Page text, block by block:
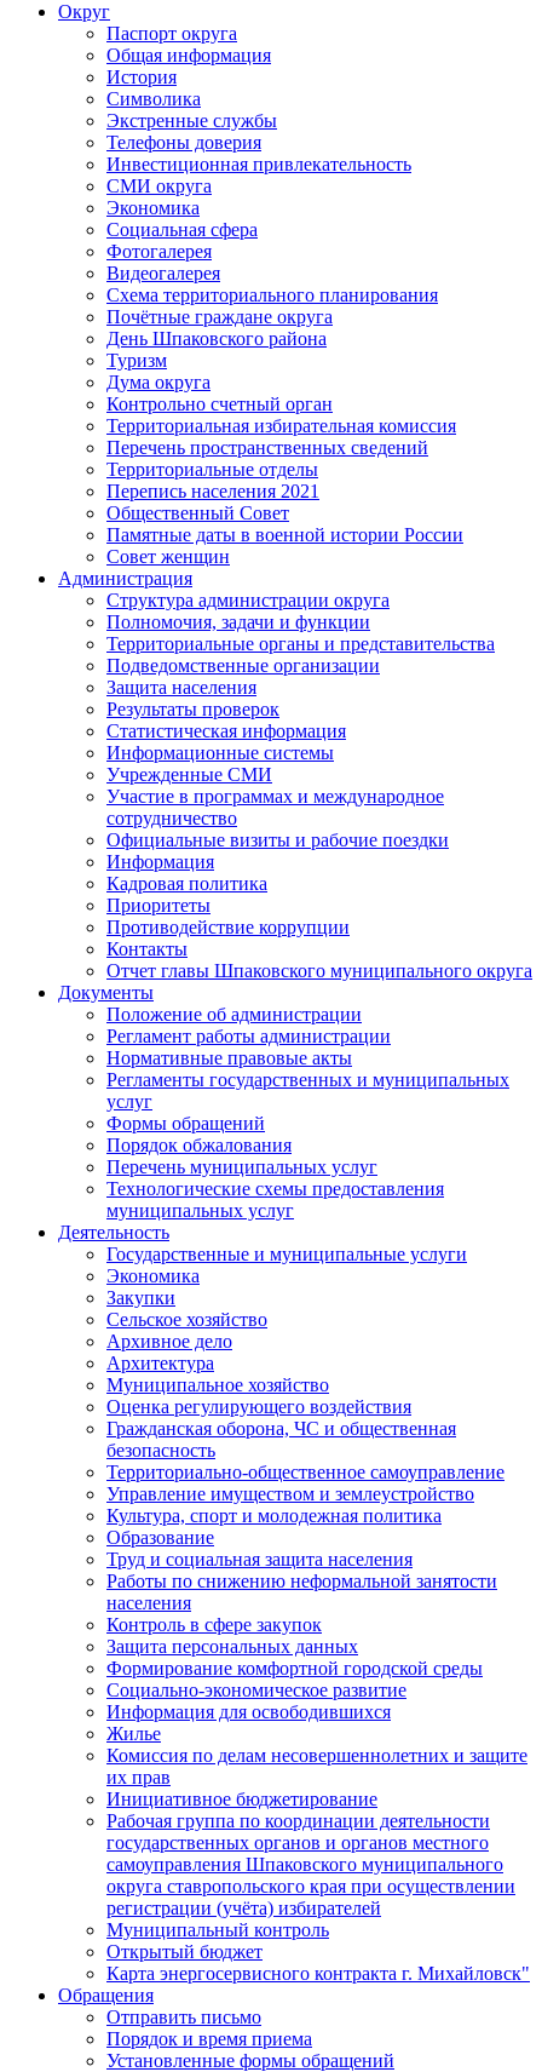
Округ
Паспорт округа
Общая информация
История
Символика
Экстренные службы
Телефоны доверия
Инвестиционная привлекательность
СМИ округа
Экономика
Социальная сфера
Фотогалерея
Видеогалерея
Схема территориального планирования
Почётные граждане округа
День Шпаковского района
Туризм
Дума округа
Контрольно счетный орган
Территориальная избирательная комиссия
Перечень пространственных сведений
Территориальные отделы
Перепись населения 2021
Общественный Совет
Памятные даты в военной истории России
Совет женщин
Администрация
Структура администрации округа
Полномочия, задачи и функции
Территориальные органы и представительства
Подведомственные организации
Защита населения
Результаты проверок
Статистическая информация
Информационные системы
Учрежденные СМИ
Участие в программах и международное
сотрудничество
Официальные визиты и рабочие поездки
Информация
Кадровая политика
Приоритеты
Противодействие коррупции
Контакты
Отчет главы Шпаковского муниципального округа
Документы
Положение об администрации
Регламент работы администрации
Нормативные правовые акты
Регламенты государственных и муниципальных
услуг
Формы обращений
Порядок обжалования
Перечень муниципальных услуг
Технологические схемы предоставления
муниципальных услуг
Деятельность
Государственные и муниципальные услуги
Экономика
Закупки
Сельское хозяйство
Архивное дело
Архитектура
Муниципальное хозяйство
Оценка регулирующего воздействия
Гражданская оборона, ЧС и общественная
безопасность
Территориально-общественное самоуправление
Управление имуществом и землеустройство
Культура, спорт и молодежная политика
Образование
Труд и социальная защита населения
Работы по снижению неформальной занятости
населения
Контроль в сфере закупок
Защита персональных данных
Формирование комфортной городской среды
Социально-экономическое развитие
Информация для освободившихся
Жилье
Комиссия по делам несовершеннолетних и защите
их прав
Инициативное бюджетирование
Рабочая группа по координации деятельности
государственных органов и органов местного
самоуправления Шпаковского муниципального
округа ставропольского края при осуществлении
регистрации (учёта) избирателей
Муниципальный контроль
Открытый бюджет
Карта энергосервисного контракта г. Михайловск"
Обращения
Отправить письмо
Порядок и время приема
Установленные формы обращений